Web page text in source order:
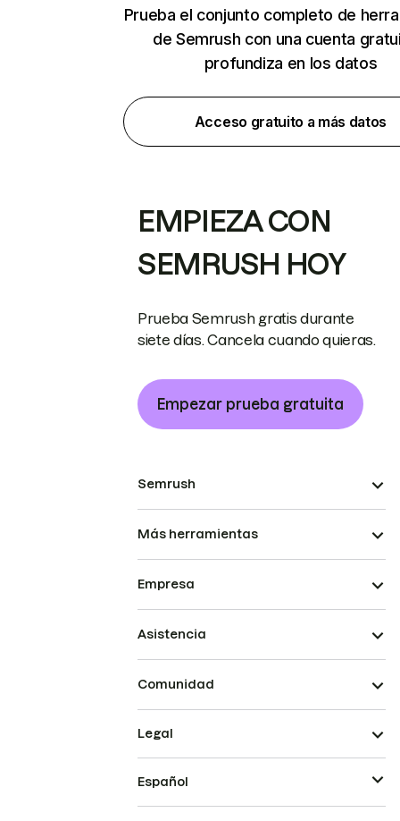
Prueba el conjunto completo de
de Semrush con una cuenta
profundiza en los datos
Acceso gratuito a más datos
EMPIEZA CON
SEMRUSH HOY
Prueba Semrush gratis durante
siete días. Cancela cuando quieras.
Empezar prueba gratuita
Semrush
Más herramientas
Empresa
Asistencia
Comunidad
Legal
Español